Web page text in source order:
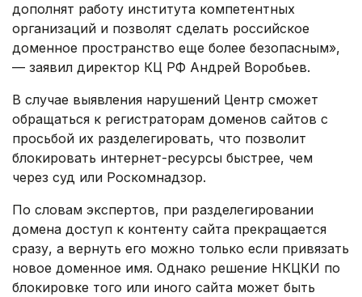
дополнят работу института компетентных
организаций и позволят сделать российское
доменное пространство еще более безопасным»,
— заявил директор КЦ РФ Андрей Воробьев.
В случае выявления нарушений Центр сможет
обращаться к регистраторам доменов сайтов с
просьбой их разделегировать, что позволит
блокировать интернет-ресурсы быстрее, чем
через суд или Роскомнадзор.
По словам экспертов, при разделегировании
домена доступ к контенту сайта прекращается
сразу, а вернуть его можно только если привязать
новое доменное имя. Однако решение НКЦКИ по
блокировке того или иного сайта может быть